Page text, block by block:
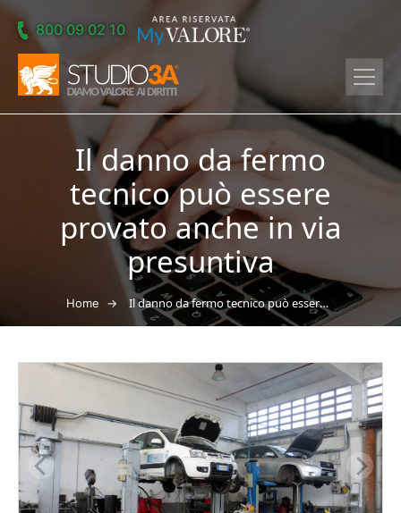
Skip to main content
800 09 02 10
Il danno da fermo
tecnico può essere
provato anche in via
presuntiva
Home → Il danno da fermo tecnico può essere provato anche in via presuntiva